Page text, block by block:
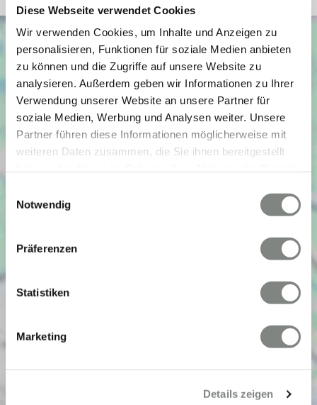
Diese Webseite verwendet Cookies
Wir verwenden Cookies, um Inhalte und Anzeigen zu
personalisieren, Funktionen für soziale Medien anbieten
zu können und die Zugriffe auf unsere Website zu
analysieren. Außerdem geben wir Informationen zu Ihrer
Verwendung unserer Website an unsere Partner für
soziale Medien, Werbung und Analysen weiter. Unsere
Partner führen diese Informationen möglicherweise mit
weiteren Daten zusammen, die Sie ihnen bereitgestellt
Cookies, wenn Sie unsere Webseite weiterhin nutzen.
Notwendig
Präferenzen
Statistiken
Marketing
Details zeigen